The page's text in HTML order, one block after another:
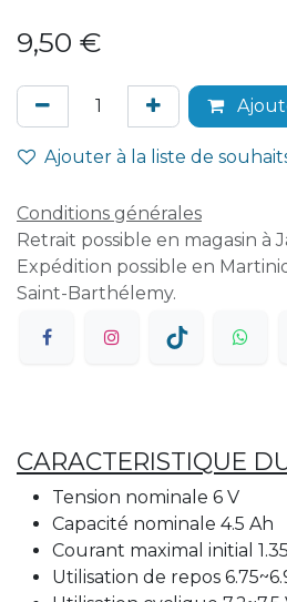
9,50 €
Ajouter à la liste de
Conditions générales
Retrait possible en magasin à
Expédition possible en
Saint-Barthélemy.
CARACTERISTIQUE
Tension nominale 6 V
Capacité nominale 4.5 Ah
Courant maximal initial
Utilisation de repos